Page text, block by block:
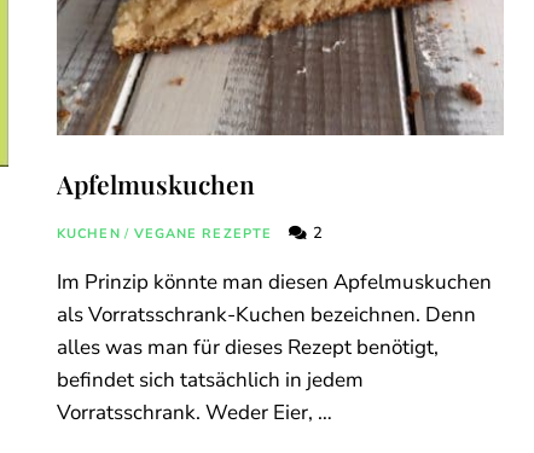
Apfelmuskuchen
KUCHEN / VEGANE REZEPTE 2
Im Prinzip könnte man diesen Apfelmuskuchen
als Vorratsschrank-Kuchen bezeichnen. Denn
alles was man für dieses Rezept benötigt,
befindet sich tatsächlich in jedem
Vorratsschrank. Weder Eier, …